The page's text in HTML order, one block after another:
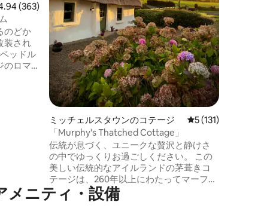
ュー363件、5つ星中4.94つ星の平均評価
(363)
のどか
装され
ッドル
のロマ
ミッチェルスタウンのコテージ レビュー131件、5
5 (131)
「Murphy's Thatched Cottage」
伝統が息づく、ユニークな贅沢と静けさ
の中でゆっくりお過ごしください。 この
美しい伝統的なアイルランドの茅葺きコ
テージは、260年以上にわたってマーフィ
ー家の家です すべてのオリジナルの特徴
が愛情深く復元され、時の試練に耐えて
メニティ・設備